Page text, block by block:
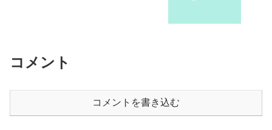
コメント
コメントを書き込む